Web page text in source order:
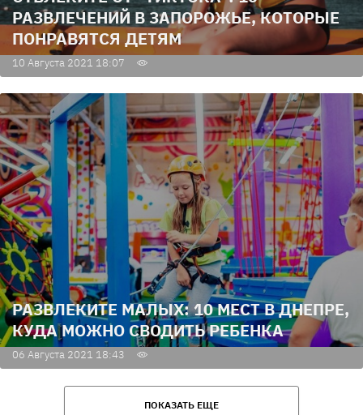
РАЗВЛЕЧЕНИЙ В ЗАПОРОЖЬЕ, КОТОРЫЕ
ПОНРАВЯТСЯ ДЕТЯМ
10 Августа 2021 18:07
РАЗВЛЕКИТЕ МАЛЫХ: 10 МЕСТ В ДНЕПРЕ,
КУДА МОЖНО СВОДИТЬ РЕБЕНКА
06 Августа 2021 18:43
ПОКАЗАТЬ ЕЩЕ